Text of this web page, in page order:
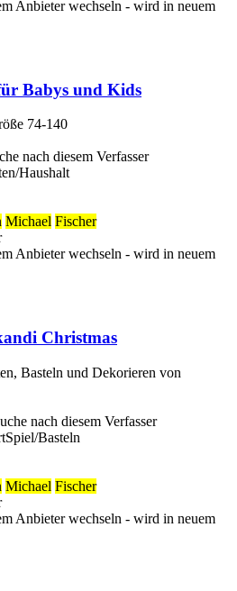
Anbieter wechseln - wird in neuem
Babys und Kids
74-140
nach diesem Verfasser
Haushalt
Michael Fischer
Anbieter wechseln - wird in neuem
Christmas
Basteln und Dekorieren von
nach diesem Verfasser
Basteln
Michael Fischer
Anbieter wechseln - wird in neuem